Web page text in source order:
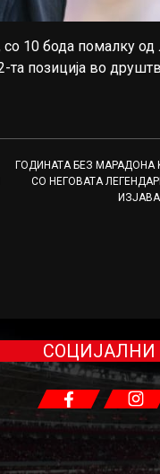
со 10 бода помалку
та позиција во
ГОДИНАТА БЕЗ МАРАДОНА
СО НЕГОВАТА